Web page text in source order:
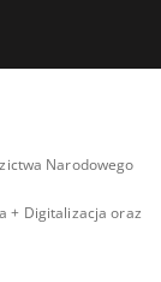
Narodowego
+ Digitalizacja oraz